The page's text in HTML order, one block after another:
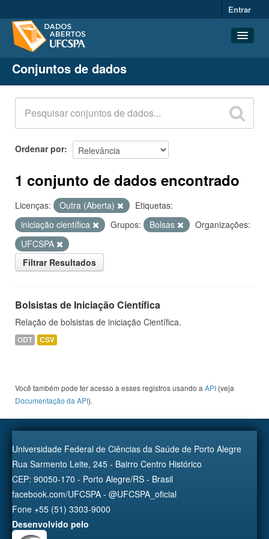
Entrar
Conjuntos de dados
Organizações
Grupos
Sobre
Conjuntos de dados
Ordenar por
1 conjunto de dados encontrado
Licenças: Outra (Aberta)
Etiquetas:
iniciação científica
Grupos: Bolsas
Organizações:
UFCSPA
Filtrar Resultados
Bolsistas de Iniciação Científica
Relação de bolsistas de iniciação Científica.
ODT CSV
Você também pode ter acesso a esses registros usando a API (veja
Documentação da API).
Universidade Federal de Ciências da Saúde de Porto Alegre
Rua Sarmento Leite, 245 - Bairro Centro Histórico
CEP: 90050-170 - Porto Alegre/RS - Brasil
facebook.com/UFCSPA - @UFCSPA_oficial
Fone +55 (51) 3303-9000
Desenvolvido pelo